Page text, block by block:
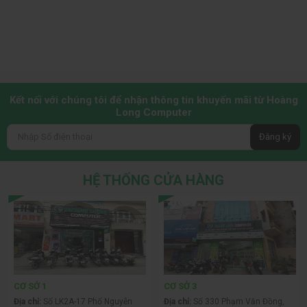
Kết Luận
Vỏ case Jungle Leopard MS-01 Black - No Fan (Micro
ATX/ Màu Đen)là một lựa chọn tuyệt vời cho những ai đang
tìm kiếm sự cân bằng giữa hiệu năng, tính thẩm mỹ và khả
linh hoạt trong việc lựa chọn hệ thống tản nhiệt, chiếc vỏ case
này chắc chắn sẽ là nền tảng vững chắc cho bộ PC Micro ATX
của bạn.
Kết nối với chúng tôi để nhận thông tin khuyến mãi từ Hoàng
Long Computer
Đăng ký
HỆ THỐNG CỬA HÀNG
CƠ SỞ 1
Địa chỉ: Số LK2A-17 Phố Nguyễn
CƠ SỞ 3
Địa chỉ: Số 330 Phạm Văn Đồng,